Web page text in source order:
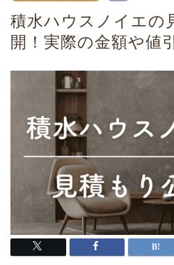
積水ハウスノイエの
開！実際の金額や値